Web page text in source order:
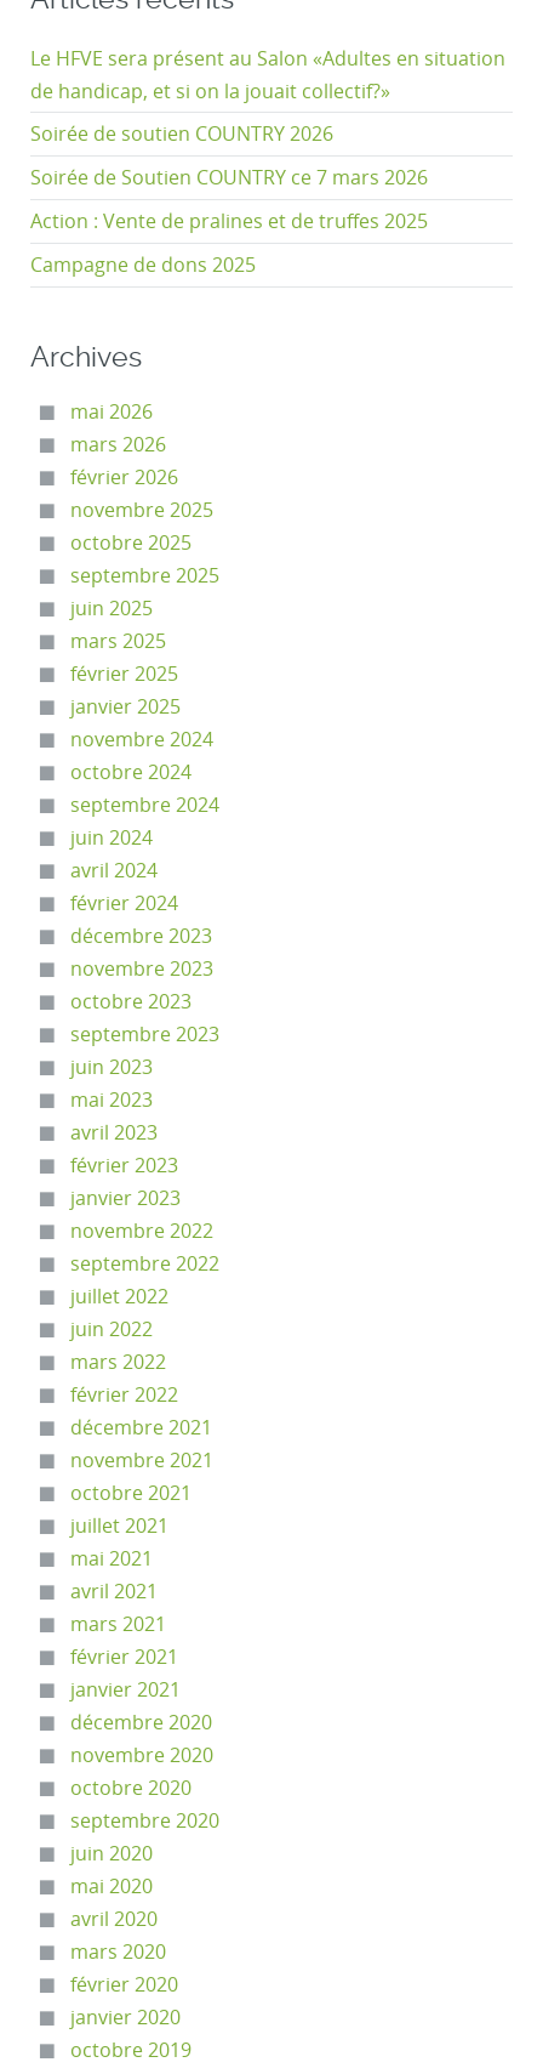
Le HFVE sera présent au Salon «Adultes en situation
de handicap, et si on la jouait collectif?»
Soirée de soutien COUNTRY 2026
Soirée de Soutien COUNTRY ce 7 mars 2026
Action : Vente de pralines et de truffes 2025
Campagne de dons 2025
Archives
mai 2026
mars 2026
février 2026
novembre 2025
octobre 2025
septembre 2025
juin 2025
mars 2025
février 2025
janvier 2025
novembre 2024
octobre 2024
septembre 2024
juin 2024
avril 2024
février 2024
décembre 2023
novembre 2023
octobre 2023
septembre 2023
juin 2023
mai 2023
avril 2023
février 2023
janvier 2023
novembre 2022
septembre 2022
juillet 2022
juin 2022
mars 2022
février 2022
décembre 2021
novembre 2021
octobre 2021
juillet 2021
mai 2021
avril 2021
mars 2021
février 2021
janvier 2021
décembre 2020
novembre 2020
octobre 2020
septembre 2020
juin 2020
mai 2020
avril 2020
mars 2020
février 2020
janvier 2020
octobre 2019